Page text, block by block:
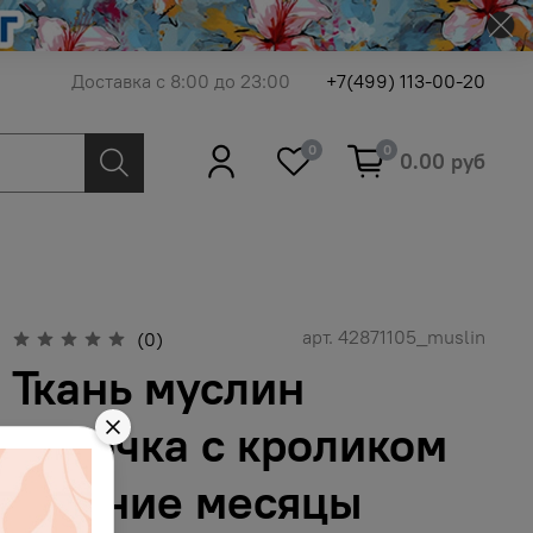
Доставка с 8:00 до 23:00 +7(499) 113-00-20
0 0 0.00 руб
(0) арт. 42871105_muslin
Ткань муслин
девочка с кроликом
и синие месяцы